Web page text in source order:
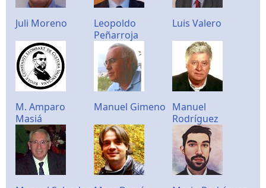
Juli Moreno
Leopoldo
Peñarroja
Luis Valero
M. Amparo
Masiá
Manuel Gimeno Manuel
Rodríguez